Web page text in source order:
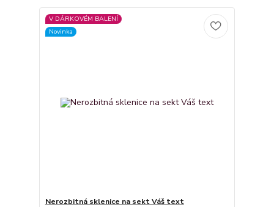
V DÁRKOVÉM BALENÍ
Novinka
Nerozbitná sklenice na sekt Váš text